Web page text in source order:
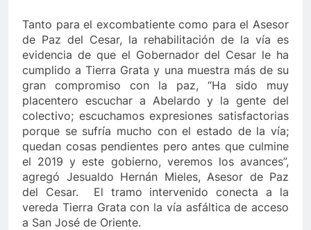
Tanto para el excombatiente como para el Asesor
de Paz del Cesar, la rehabilitación de la vía es
evidencia de que el Gobernador del Cesar le ha
cumplido a Tierra Grata y una muestra más de su
gran compromiso con la paz, “Ha sido muy
placentero escuchar a Abelardo y la gente del
colectivo; escuchamos expresiones satisfactorias
porque se sufría mucho con el estado de la vía;
quedan cosas pendientes pero antes que culmine
el 2019 y este gobierno, veremos los avances”,
agregó Jesualdo Hernán Mieles, Asesor de Paz
del Cesar. El tramo intervenido conecta a la
vereda Tierra Grata con la vía asfáltica de acceso
a San José de Oriente.